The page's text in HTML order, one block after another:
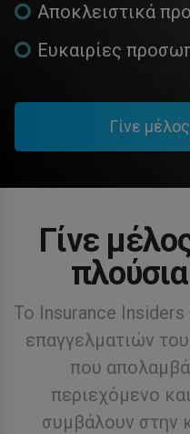
Αποκλειστικά
Ευκαιρίες
Γίνε
Γίνε
Το Insurance Insiders
επαγγελματιών
που
περιεχόμενο
συμβάλουν στην